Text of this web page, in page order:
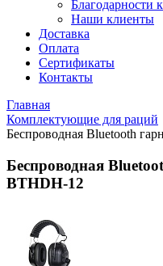
Благодарности
Наши клиенты
Доставка
Оплата
Сертификаты
Контакты
Главная
Комплектующие для раций
Беспроводная Bluetooth
Беспроводная
BTHDH-12